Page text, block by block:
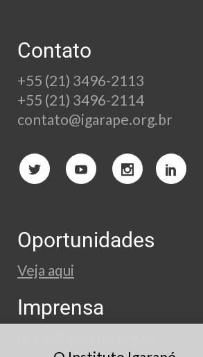
Contato
+55 (21) 3496-2113
+55 (21) 3496-2114
contato@igarape.org.br
Oportunidades
Veja aqui
Imprensa